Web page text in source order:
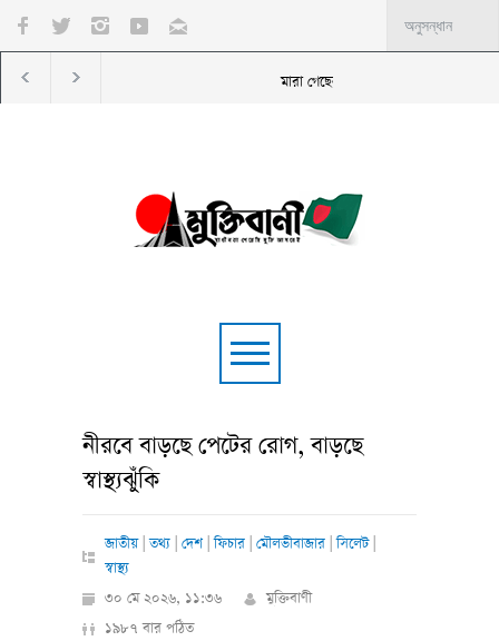
প্রদীপ রাওয়াত পরিবহন খাতে দৈনিক ক্ষতি ১২৫ কোটি টাকা
নীরবে বাড়ছে পেটের রোগ, বাড়ছে
স্বাস্থ্যঝুঁকি
জাতীয়|তথ্য দেশ|ফিচার মৌলভীবাজার |সিলেট|
স্বাস্থ্য
৩০ মে ২০২৬, ১১:৩৬
মুক্তিবাণী
১৯৮৭ বার পঠিত